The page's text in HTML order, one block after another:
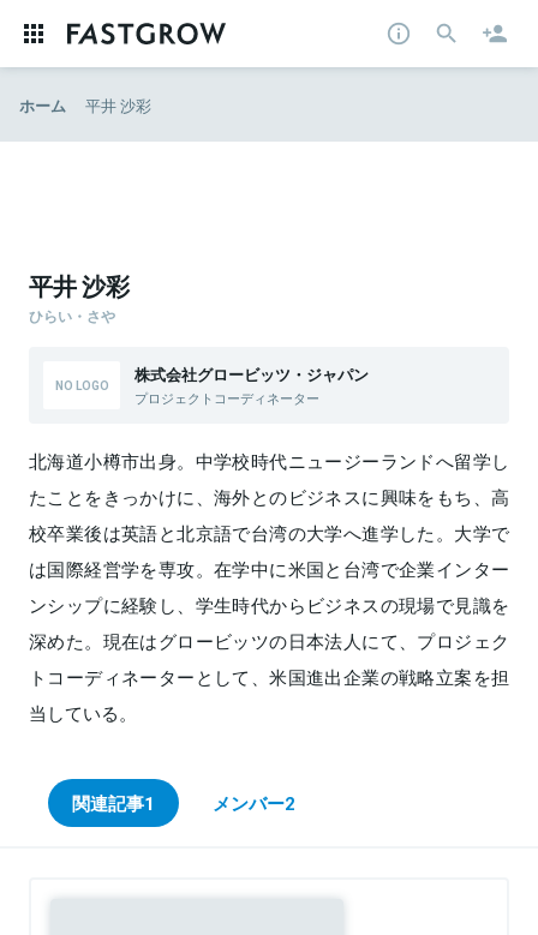
ホーム 平井 沙彩
平井 沙彩
ひらい・さや
株式会社グロービッツ・ジャパン
プロジェクトコーディネーター
北海道小樽市出身。中学校時代ニュージーランドへ留学し
たことをきっかけに、海外とのビジネスに興味をもち、高
校卒業後は英語と北京語で台湾の大学へ進学した。大学で
は国際経営学を専攻。在学中に米国と台湾で企業インター
ンシップに経験し、学生時代からビジネスの現場で見識を
深めた。現在はグロービッツの日本法人にて、プロジェク
トコーディネーターとして、米国進出企業の戦略立案を担
当している。
関連記事1 メンバー2